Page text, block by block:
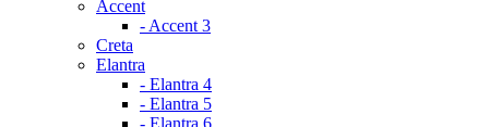
Accent
- Accent 3
Creta
Elantra
- Elantra 4
- Elantra 5
- Elantra 6